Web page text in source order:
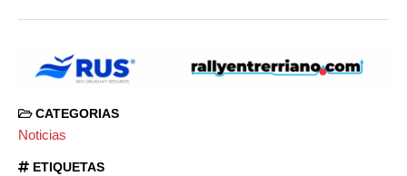
CATEGORIAS
Noticias
ETIQUETAS